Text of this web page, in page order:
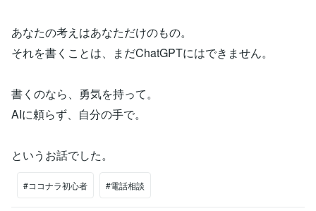
あなたの考えはあなただけのもの。
それを書くことは、まだChatGPTにはできません。
書くのなら、勇気を持って。
AIに頼らず、自分の手で。
というお話でした。
#ココナラ初心者 #電話相談